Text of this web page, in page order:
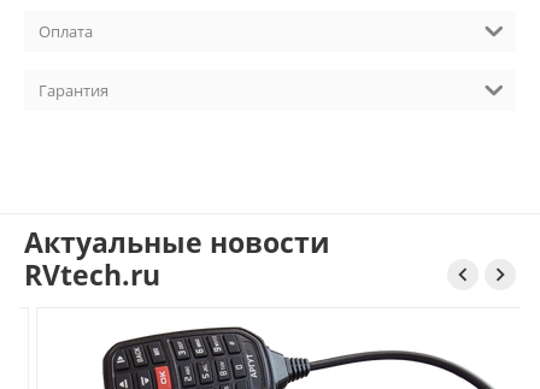
Оплата
Гарантия
Актуальные новости
RVtech.ru
 